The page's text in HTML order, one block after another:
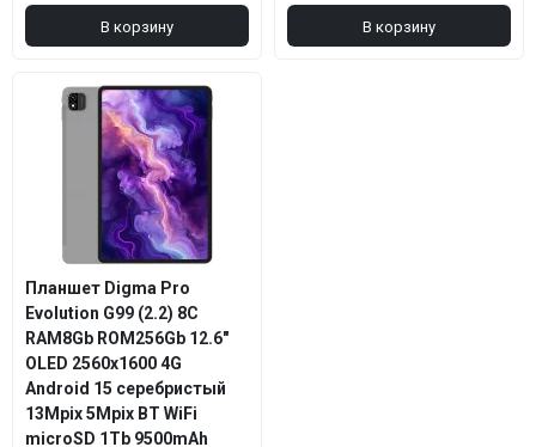
В корзину В корзину
Планшет Digma Pro
Evolution G99 (2.2) 8C
RAM8Gb ROM256Gb 12.6"
OLED 2560x1600 4G
Android 15 серебристый
13Mpix 5Mpix BT WiFi
microSD 1Tb 9500mAh